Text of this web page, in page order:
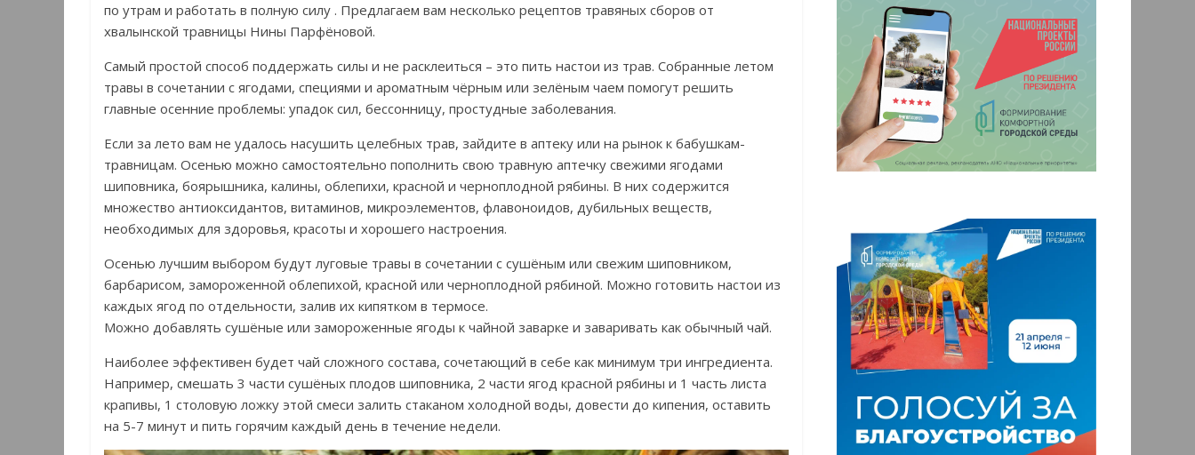
по утрам и работать в полную силу . Предлагаем вам несколько рецептов травяных сборов от
хвалынской травницы Нины Парфёновой.
Самый простой способ поддержать силы и не расклеиться – это пить настои из трав. Собранные летом
травы в сочетании с ягодами, специями и ароматным чёрным или зелёным чаем помогут решить
главные осенние проблемы: упадок сил, бессонницу, простудные заболевания.
Если за лето вам не удалось насушить целебных трав, зайдите в аптеку или на рынок к бабушкам-
травницам. Осенью можно самостоятельно пополнить свою травную аптечку свежими ягодами
шиповника, боярышника, калины, облепихи, красной и черноплодной рябины. В них содержится
множество антиоксидантов, витаминов, микроэлементов, флавоноидов, дубильных веществ,
необходимых для здоровья, красоты и хорошего настроения.
Осенью лучшим выбором будут луговые травы в сочетании с сушёным или свежим шиповником,
барбарисом, замороженной облепихой, красной или черноплодной рябиной. Можно готовить настои из
каждых ягод по отдельности, залив их кипятком в термосе.
Можно добавлять сушёные или замороженные ягоды к чайной заварке и заваривать как обычный чай.
Наиболее эффективен будет чай сложного состава, сочетающий в себе как минимум три ингредиента.
Например, смешать 3 части сушёных плодов шиповника, 2 части ягод красной рябины и 1 часть листа
крапивы, 1 столовую ложку этой смеси залить стаканом холодной воды, довести до кипения, оставить
на 5-7 минут и пить горячим каждый день в течение недели.